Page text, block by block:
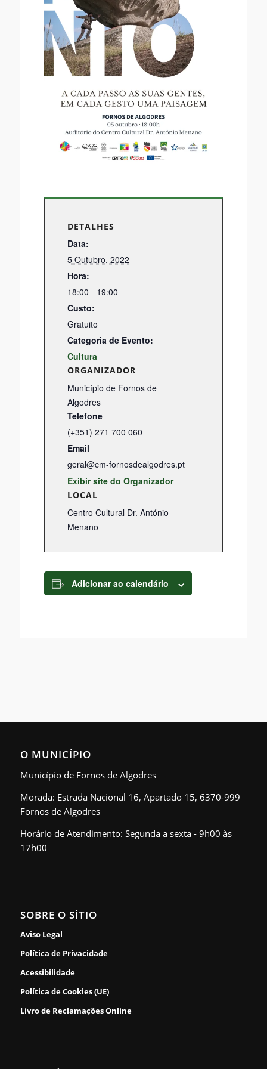
DETALHES
Data:
5 Outubro, 2022
Hora:
18:00 - 19:00
Custo:
Gratuito
Categoria de Evento:
Cultura
ORGANIZADOR
Município de Fornos de
Algodres
Telefone
(+351) 271 700 060
Email
geral@cm-fornosdealgodres.pt
Exibir site do Organizador
LOCAL
Centro Cultural Dr. António
Menano
Adicionar ao calendário
O MUNICÍPIO
Município de Fornos de Algodres
Morada: Estrada Nacional 16, Apartado 15, 6370-999
Fornos de Algodres
Horário de Atendimento: Segunda a sexta - 9h00 às
17h00
SOBRE O SÍTIO
Aviso Legal
Política de Privacidade
Acessibilidade
Política de Cookies (UE)
Livro de Reclamações Online